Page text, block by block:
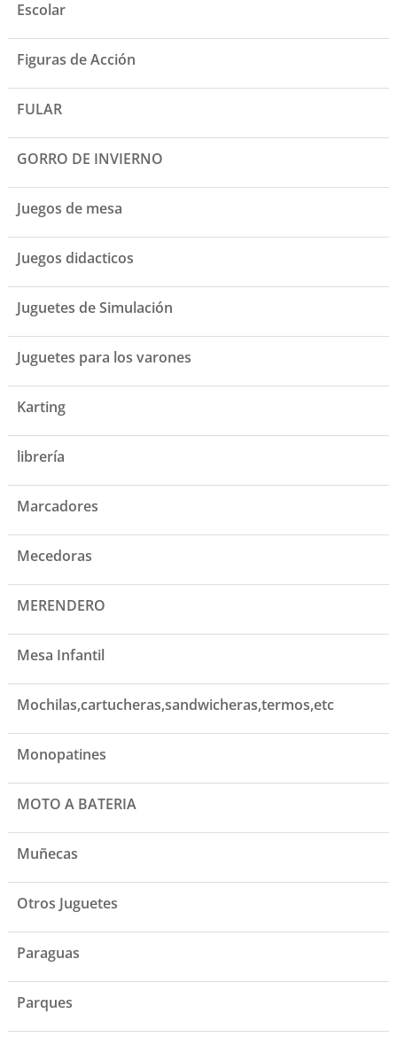
Escolar
Figuras de Acción
FULAR
GORRO DE INVIERNO
Juegos de mesa
Juegos didacticos
Juguetes de Simulación
Juguetes para los varones
Karting
librería
Marcadores
Mecedoras
MERENDERO
Mesa Infantil
Mochilas,cartucheras,sandwicheras,termos,etc
Monopatines
MOTO A BATERIA
Muñecas
Otros Juguetes
Paraguas
Parques